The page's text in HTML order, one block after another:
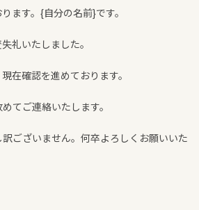
ます。{自分の名前}です。
礼いたしました。
確認を進めております。
てご連絡いたします。
ございません。何卒よろしくお願いいた